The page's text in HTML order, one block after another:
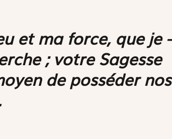
et ma force, que je
; votre Sagesse
de posséder nos